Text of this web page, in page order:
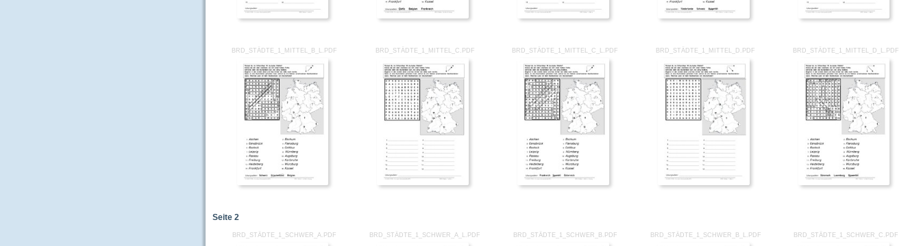
BRD_STÄDTE_1_MITTEL_B_L.PDF BRD_STÄDTE_1_MITTEL_C.PDF BRD_STÄDTE_1_MITTEL_C_L.PDF BRD_STÄDTE_1_MITTEL_D.PDF BRD_STÄDTE_1_MITTEL_D_L.PDF
Seite 2
BRD_STÄDTE_1_SCHWER_A.PDF BRD_STÄDTE_1_SCHWER_A_L.PDF BRD_STÄDTE_1_SCHWER_B.PDF BRD_STÄDTE_1_SCHWER_B_L.PDF BRD_STÄDTE_1_SCHWER_C.PDF